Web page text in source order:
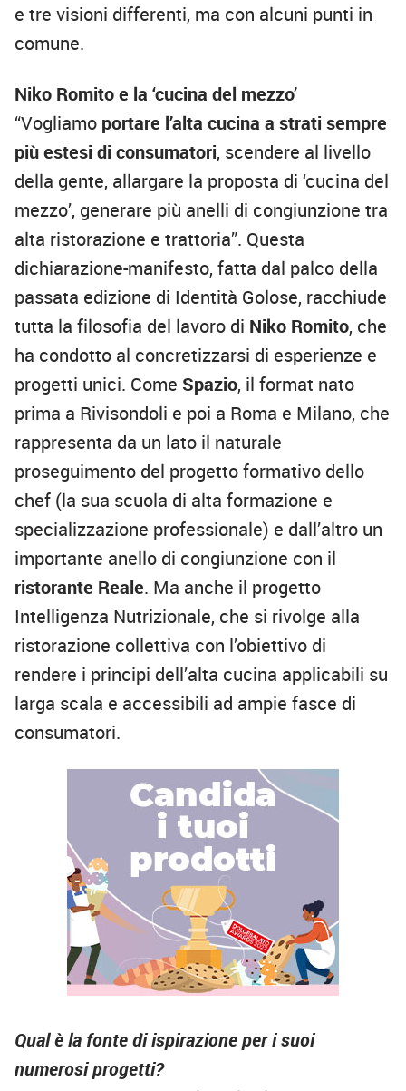
e tre visioni differenti, ma con alcuni punti in
comune.
Niko Romito e la ‘cucina del mezzo’
“Vogliamo portare l’alta cucina a strati sempre
più estesi di consumatori, scendere al livello
della gente, allargare la proposta di ‘cucina del
mezzo’, generare più anelli di congiunzione tra
alta ristorazione e trattoria”. Questa
dichiarazione-manifesto, fatta dal palco della
passata edizione di Identità Golose, racchiude
tutta la filosofia del lavoro di Niko Romito, che
ha condotto al concretizzarsi di esperienze e
progetti unici. Come Spazio, il format nato
prima a Rivisondoli e poi a Roma e Milano, che
rappresenta da un lato il naturale
proseguimento del progetto formativo dello
chef (la sua scuola di alta formazione e
specializzazione professionale) e dall’altro un
importante anello di congiunzione con il
ristorante Reale. Ma anche il progetto
Intelligenza Nutrizionale, che si rivolge alla
ristorazione collettiva con l’obiettivo di
rendere i principi dell’alta cucina applicabili su
larga scala e accessibili ad ampie fasce di
consumatori.
Qual è la fonte di ispirazione per i suoi
numerosi progetti?